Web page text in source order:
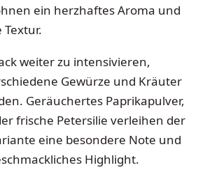
ein herzhaftes Aroma und
weiter zu intensivieren,
Gewürze und Kräuter
Geräuchertes Paprikapulver,
frische Petersilie verleihen der
eine besondere Note und
Highlight.